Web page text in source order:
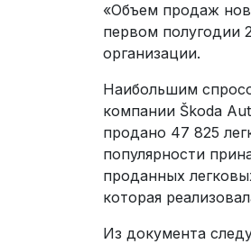
«Объем продаж
первом полугодии
организации.
Наибольшим
компании Škoda
продано 47 825
популярности
проданных
которая
Из документа